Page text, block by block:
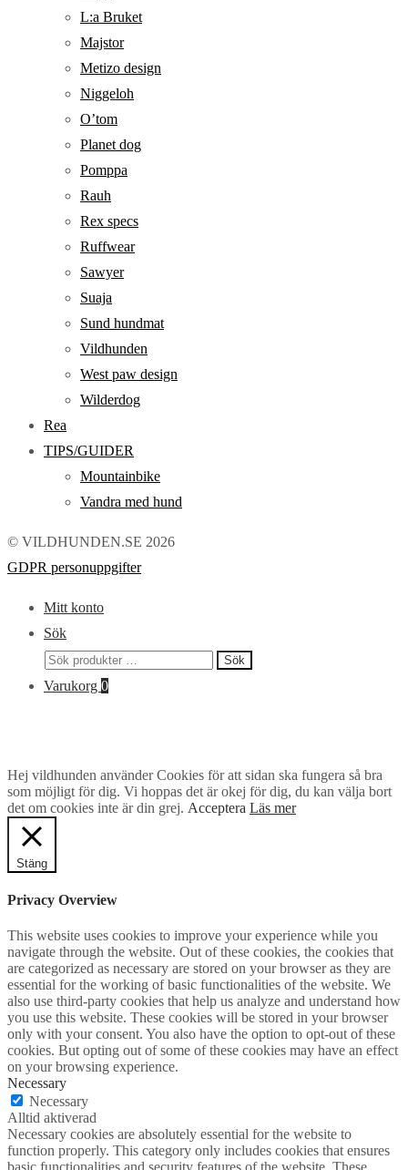
L:a Bruket
Majstor
Metizo design
Niggeloh
O’tom
Planet dog
Pomppa
Rauh
Rex specs
Ruffwear
Sawyer
Suaja
Sund hundmat
Vildhunden
West paw design
Wilderdog
Rea
TIPS/GUIDER
Mountainbike
Vandra med hund
© VILDHUNDEN.SE 2026
GDPR personuppgifter
Mitt konto
Sök
Sök
efter:
Sök
Varukorg 0
Hej vildhunden använder Cookies för att sidan ska fungera så bra
som möjligt för dig. Vi hoppas det är okej för dig, du kan välja bort
det om cookies inte är din grej. Acceptera Läs mer
Stäng
Privacy Overview
This website uses cookies to improve your experience while you
navigate through the website. Out of these cookies, the cookies that
are categorized as necessary are stored on your browser as they are
essential for the working of basic functionalities of the website. We
also use third-party cookies that help us analyze and understand how
you use this website. These cookies will be stored in your browser
only with your consent. You also have the option to opt-out of these
cookies. But opting out of some of these cookies may have an effect
on your browsing experience.
Necessary
Necessary
Alltid aktiverad
Necessary cookies are absolutely essential for the website to
function properly. This category only includes cookies that ensures